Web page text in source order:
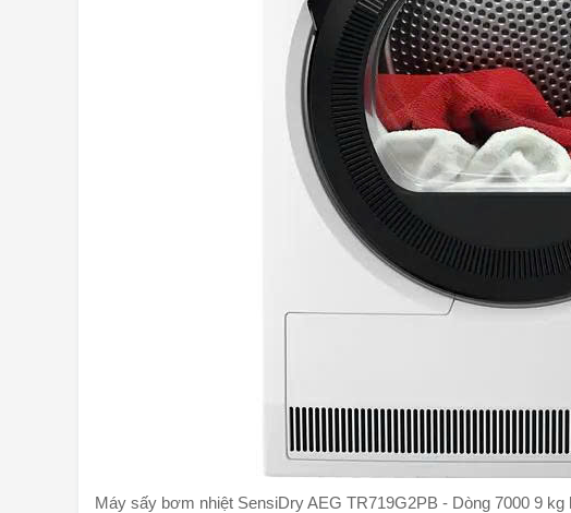
Máy sấy bơm nhiệt SensiDry AEG TR719G2PB - Dòng 7000 9